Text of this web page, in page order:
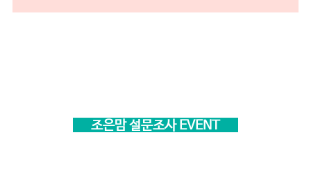
조은맘 설문조사 EVENT